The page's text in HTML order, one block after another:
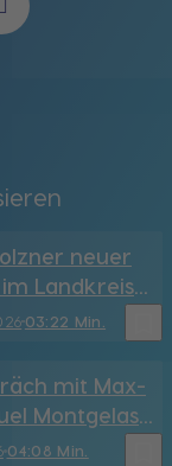
03:22 Min.
neuer
Landkreis
04:08 Min.
mit Max-
Montgelas: